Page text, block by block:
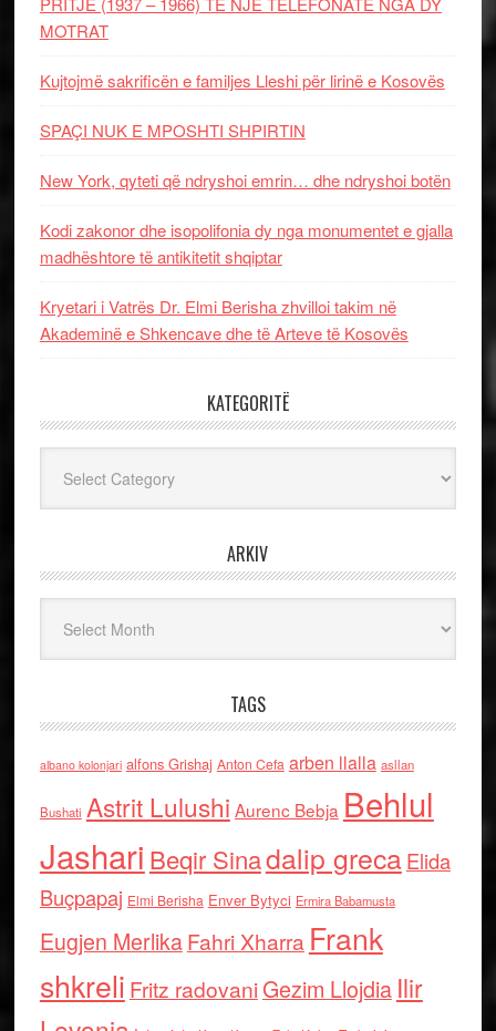
MOTRAT
Kujtojmë sakrificën e familjes Lleshi për lirinë e Kosovës
SPAÇI NUK E MPOSHTI SHPIRTIN
New York, qyteti që ndryshoi emrin… dhe ndryshoi botën
Kodi zakonor dhe isopolifonia dy nga monumentet e gjalla
madhështore të antikitetit shqiptar
Kryetari i Vatrës Dr. Elmi Berisha zhvilloi takim në
Akademinë e Shkencave dhe të Arteve të Kosovës
KATEGORITË
ARKIV
TAGS
albano kolonjari alfons Grishaj Anton Cefa arben llalla asllan
Bushati Astrit Lulushi Aurenc Bebja Behlul
Jashari Beqir Sinadalip grecaElida
Buçpapaj Elmi Berisha Enver Bytyci Ermira Babamusta
Eugjen MerlikaFahri Xharra Frank
shkreli Fritz radovaniGezim Llojdia Ilir